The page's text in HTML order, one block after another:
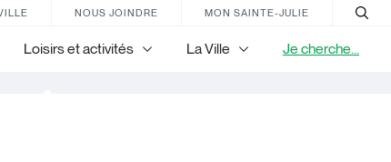
NOUS JOINDRE MON SAINTE-JULIE
Loisirs et activités La Ville Je cherche...